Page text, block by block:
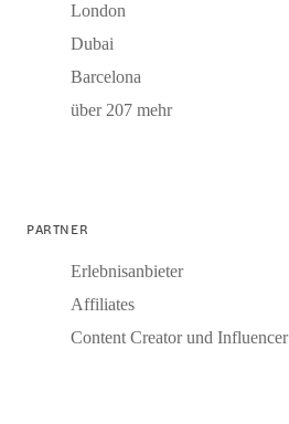
London
Dubai
Barcelona
über 207 mehr
PARTNER
Erlebnisanbieter
Affiliates
Content Creator und Influencer